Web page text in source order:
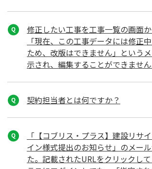
修正したい工事を工事一覧の画面
「現在、この工事データには修正
ため、改版はできません」という
示され、編集することができません
契約担当者とは何ですか？
「【コブリス・プラス】建設リサ
イン様式提出のお知らせ」のメー
た。記載されたURLをクリックし